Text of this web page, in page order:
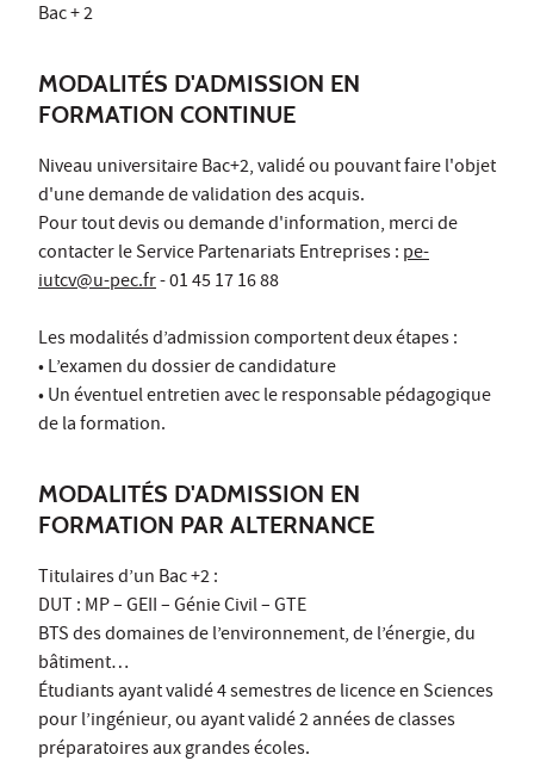
Bac + 2
MODALITÉS D'ADMISSION EN
FORMATION CONTINUE
Niveau universitaire Bac+2, validé ou pouvant faire l'objet
d'une demande de validation des acquis.
Pour tout devis ou demande d'information, merci de
contacter le Service Partenariats Entreprises : pe-
iutcv@u-pec.fr- 01 45 17 16 88
Les modalités d’admission comportent deux étapes :
• L’examen du dossier de candidature
• Un éventuel entretien avec le responsable pédagogique
de la formation.
MODALITÉS D'ADMISSION EN
FORMATION PAR ALTERNANCE
Titulaires d’un Bac +2 :
DUT : MP – GEII – Génie Civil – GTE
BTS des domaines de l’environnement, de l’énergie, du
bâtiment…
Étudiants ayant validé 4 semestres de licence en Sciences
pour l’ingénieur, ou ayant validé 2 années de classes
préparatoires aux grandes écoles.